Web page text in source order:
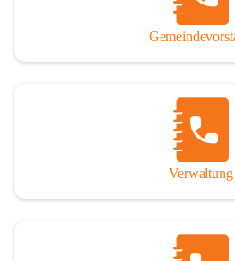
Verwaltung